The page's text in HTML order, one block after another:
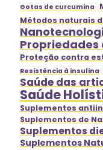
Gotas de curcumina
Métodos naturais
Proteção contra
Resistência à insulina
Saúde das
Saúde
Suplementos
Suplementos de
Suplementos
Suplementos